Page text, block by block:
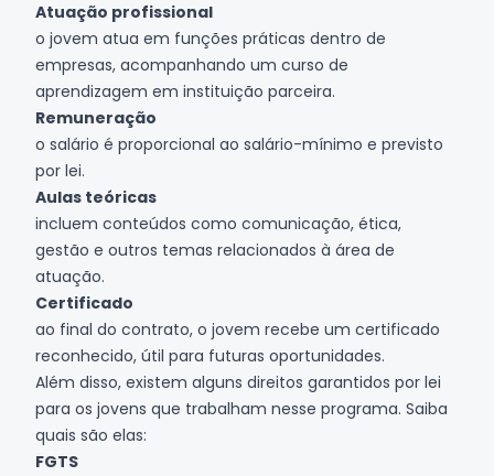
Atuação profissional
o jovem atua em funções práticas dentro de
empresas, acompanhando um curso de
aprendizagem em instituição parceira.
Remuneração
o salário é proporcional ao salário-mínimo e previsto
por lei.
Aulas teóricas
incluem conteúdos como comunicação, ética,
gestão e outros temas relacionados à área de
atuação.
Certificado
ao final do contrato, o jovem recebe um certificado
reconhecido, útil para futuras oportunidades.
Além disso, existem alguns direitos garantidos por lei
para os jovens que trabalham nesse programa. Saiba
quais são elas:
FGTS